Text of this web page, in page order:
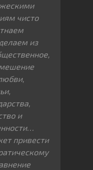
чисто
из
и
привести